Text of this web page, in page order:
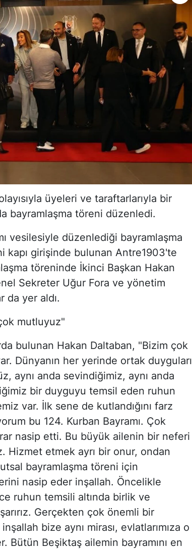
üyeleri ve taraftarlarıyla bir
bayramlaşma töreni düzenledi.
vesilesiyle düzenlediği bayramlaşma
kapı girişinde bulunan Antre1903'te
töreninde İkinci Başkan Hakan
Sekreter Uğur Fora ve yönetim
da yer aldı.
mutluyuz"
bulunan Hakan Daltaban, "Bizim çok
Dünyanın her yerinde ortak duyguları
aynı anda sevindiğimiz, aynı anda
bir duyguyu temsil eden ruhun
var. İlk sene de kutlandığını farz
bu 124. Kurban Bayramı. Çok
nasip etti. Bu büyük ailenin bir neferi
Hizmet etmek ayrı bir onur, ondan
bayramlaşma töreni için
nasip eder inşallah. Öncelikle
ruhun temsili altında birlik ve
Gerçekten çok önemli bir
bize aynı mirası, evlatlarımıza o
Bütün Beşiktaş ailemin bayramını en